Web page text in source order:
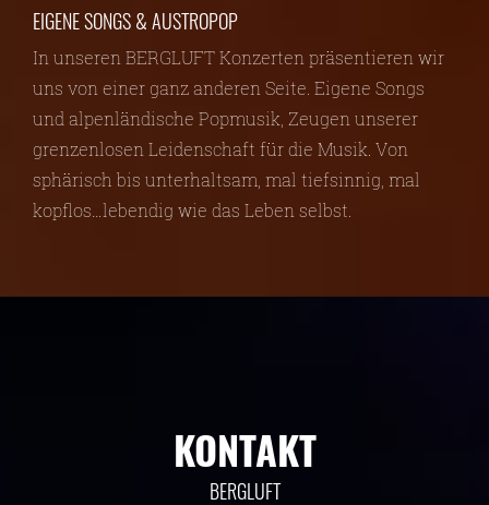
EIGENE SONGS & AUSTROPOP
In unseren BERGLUFT Konzerten präsentieren wir
uns von einer ganz anderen Seite. Eigene Songs
und alpenländische Popmusik, Zeugen unserer
grenzenlosen Leidenschaft für die Musik. Von
sphärisch bis unterhaltsam, mal tiefsinnig, mal
kopflos…lebendig wie das Leben selbst.
KONTAKT
BERGLUFT